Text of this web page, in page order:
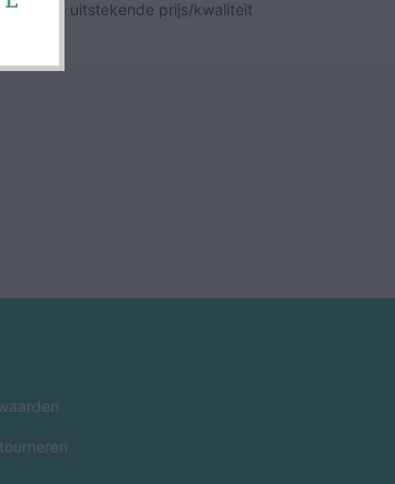
met een uitstekende prijs/kwaliteit